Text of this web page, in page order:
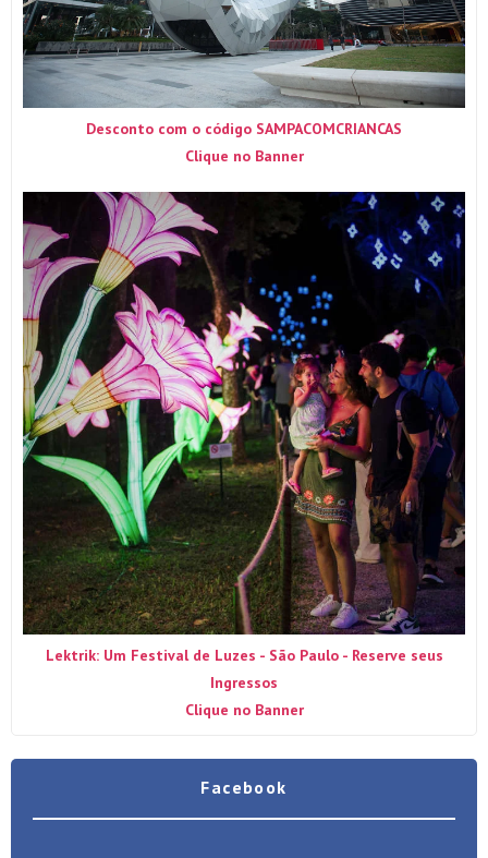
Desconto com o código SAMPACOMCRIANCAS
Clique no Banner
Lektrik: Um Festival de Luzes - São Paulo - Reserve seus
Ingressos
Clique no Banner
Facebook